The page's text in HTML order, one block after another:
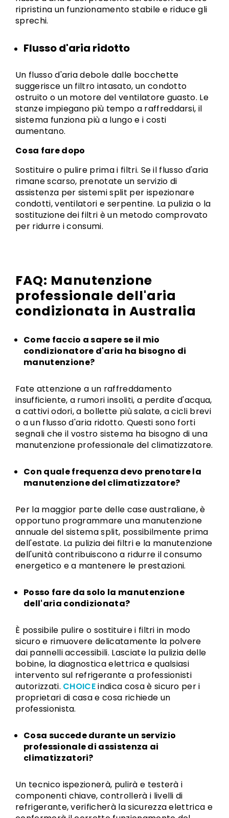
ripristina un funzionamento stabile e riduce gli
sprechi.
Flusso d'aria ridotto
Un flusso d'aria debole dalle bocchette
suggerisce un filtro intasato, un condotto
ostruito o un motore del ventilatore guasto. Le
stanze impiegano più tempo a raffreddarsi, il
sistema funziona più a lungo e i costi
aumentano.
Cosa fare dopo
Sostituire o pulire prima i filtri. Se il flusso d'aria
rimane scarso, prenotate un servizio di
assistenza per sistemi split per ispezionare
condotti, ventilatori e serpentine. La pulizia o la
sostituzione dei filtri è un metodo comprovato
per ridurre i consumi.
FAQ: Manutenzione
professionale dell'aria
condizionata in Australia
Come faccio a sapere se il mio
condizionatore d'aria ha bisogno di
manutenzione?
Fate attenzione a un raffreddamento
insufficiente, a rumori insoliti, a perdite d'acqua,
a cattivi odori, a bollette più salate, a cicli brevi
o a un flusso d'aria ridotto. Questi sono forti
segnali che il vostro sistema ha bisogno di una
manutenzione professionale del climatizzatore.
Con quale frequenza devo prenotare la
manutenzione del climatizzatore?
Per la maggior parte delle case australiane, è
opportuno programmare una manutenzione
annuale del sistema split, possibilmente prima
dell'estate. La pulizia dei filtri e la manutenzione
dell'unità contribuiscono a ridurre il consumo
energetico e a mantenere le prestazioni.
Posso fare da solo la manutenzione
dell'aria condizionata?
È possibile pulire o sostituire i filtri in modo
sicuro e rimuovere delicatamente la polvere
dai pannelli accessibili. Lasciate la pulizia delle
bobine, la diagnostica elettrica e qualsiasi
intervento sul refrigerante a professionisti
autorizzati. CHOICEindica cosa è sicuro per i
proprietari di casa e cosa richiede un
professionista.
Cosa succede durante un servizio
professionale di assistenza ai
climatizzatori?
Un tecnico ispezionerà, pulirà e testerà i
componenti chiave, controllerà i livelli di
refrigerante, verificherà la sicurezza elettrica e